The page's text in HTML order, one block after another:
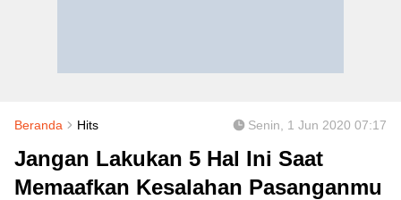
Beranda Hits Senin, 1 Jun 2020 07:17
Jangan Lakukan 5 Hal Ini Saat
Memaafkan Kesalahan Pasanganmu